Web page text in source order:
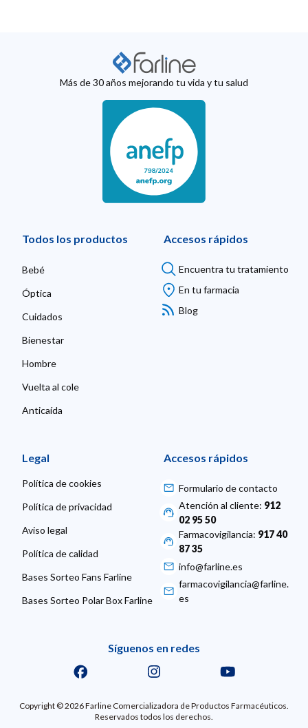
Más de 30 años mejorando tu vida y tu salud
Todos los productos
Bebé
Óptica
Cuidados
Bienestar
Hombre
Vuelta al cole
Anticaída
Accesos rápidos
Encuentra tu tratamiento
En tu farmacia
Blog
Legal
Política de cookies
Política de privacidad
Aviso legal
Política de calidad
Bases Sorteo Fans Farline
Bases Sorteo Polar Box Farline
Síguenos en redes
Accesos rápidos
Formulario de contacto
Atención al cliente: 912
02 95 50
Farmacovigilancia: 917 40
87 35
info@farline.es
farmacovigilancia@farline.
es
Copyright © 2026 Farline Comercializadora de Productos Farmacéuticos.
Reservados todos los derechos.